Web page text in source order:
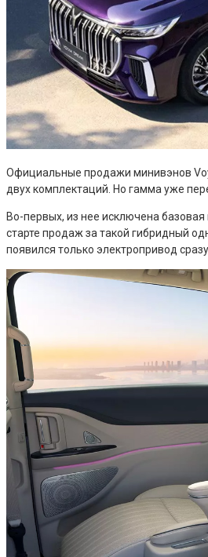
Официальные продажи минивэнов
двух комплектаций. Но гамма уже
Во-первых, из нее исключена
старте продаж за такой гибридный
появился только электропривод